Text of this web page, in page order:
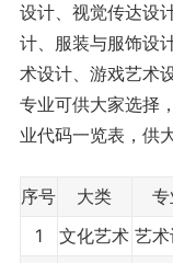
设计、视觉传达设
计、服装与服饰设
术设计、游戏艺术
专业可供大家选择
业代码一览表，供
序号 大类
1
文化艺术 艺